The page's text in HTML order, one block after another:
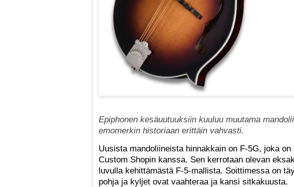
Epiphonen kesäuutuuksiin kuuluu muutama
emomerkin historiaan erittäin vahvasti.
Uusista mandoliineista hinnakkain on F-5G, joka
Custom Shopin kanssa. Sen kerrotaan olevan
luvulla kehittämästä F-5-mallista. Soittimessa on
pohja ja kyljet ovat vaahteraa ja kansi sitkakuusta.